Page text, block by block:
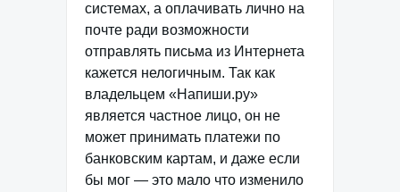
системах, а оплачивать лично на
почте ради возможности
отправлять письма из Интернета
кажется нелогичным. Так как
владельцем «Напиши.ру»
является частное лицо, он не
может принимать платежи по
банковским картам, и даже если
бы мог — это мало что изменило